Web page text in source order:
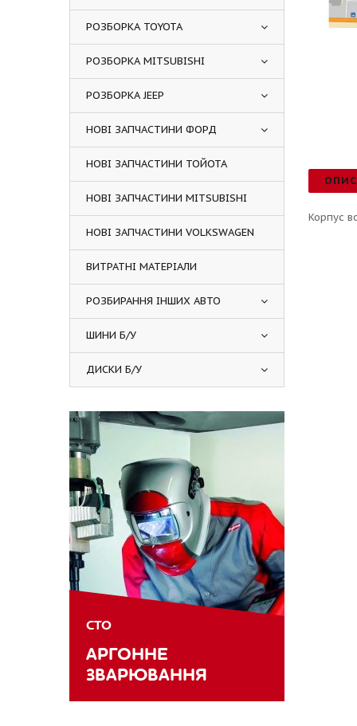
ОПИС
Корпус
РОЗБОРКА TOYOTA
РОЗБОРКА MITSUBISHI
РОЗБОРКА JEEP
НОВІ ЗАПЧАСТИНИ ФОРД
НОВІ ЗАПЧАСТИНИ ТОЙОТА
НОВІ ЗАПЧАСТИНИ MITSUBISHI
НОВІ ЗАПЧАСТИНИ VOLKSWAGEN
ВИТРАТНІ МАТЕРІАЛИ
РОЗБИРАННЯ ІНШИХ АВТО
ШИНИ Б/У
ДИСКИ Б/У
СТО
АРГОННЕ
ЗВАРЮВАННЯ